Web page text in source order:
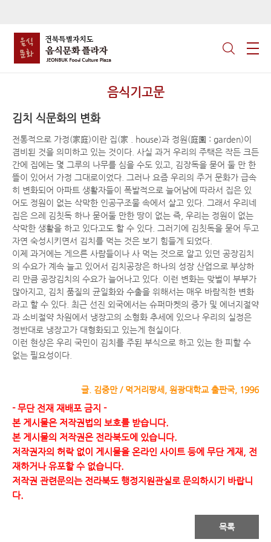
음식기고문
김치 식문화의 변화
전통적으로 가정(家庭)이란 집(家 . house)과 정원(庭園 : garden)이
겸비된 것을 의미하고 있는 것이다. 사실 과거 우리의 주택은 작든 크든
간에 집에는 몇 그루의 나무를 심을 수도 있고, 김장독을 묻어 둘 만 한
뜰이 있어서 가정 그대로이었다. 그러나 요즘 우리의 주거 문화가 급속
히 변화되어 아파트 생활자들이 폭발적으로 늘어남에 따라서 집은 있
어도 정원이 없는 삭막한 인공구조물 속에서 살고 있다. 그래서 우리네
집은 으레 김칫독 하나 묻어둘 만한 땅이 없는 즉, 우리는 정원이 없는
삭막한 생활을 하고 있다고도 할 수 있다. 그러기에 김칫독을 묻어 두고
자연 숙성시키면서 김치를 먹는 것은 보기 힘들게 되었다.
이제 과거에는 게으른 사람들이나 사 먹는 것으로 알고 있던 공장김치
의 수요가 계속 늘고 있어서 김치공장은 하나의 성장 산업으로 부상하
리 만큼 공장김치의 수요가 늘어나고 있다. 이런 변화는 맞벌이 부부가
많아지고, 김치 품질의 균일화와 수출을 위해서는 매우 바람직한 변화
라고 할 수 있다. 최근 선진 외국에서는 슈퍼마켓의 증가 및 에너지절약
과 소비절약 차원에서 냉장고의 소형화 추세에 있으나 우리의 실정은
정반대로 냉장고가 대형화되고 있는게 현실이다.
이런 현상은 우리 국민이 김치를 주된 부식으로 하고 있는 한 피할 수
없는 필요성이다.
글. 김중만 / 먹거리팡세, 원광대학교 출판국, 1996
- 무단 전재 재배포 금지 -
본 게시물은 저작권법의 보호를 받습니다.
본 게시물의 저작권은 전라북도에 있습니다.
저작권자의 허락 없이 게시물을 온라인 사이트 등에 무단 게재, 전
재하거나 유포할 수 없습니다.
저작권 관련문의는 전라북도 행정지원관실로 문의하시기 바랍니
다.
목록